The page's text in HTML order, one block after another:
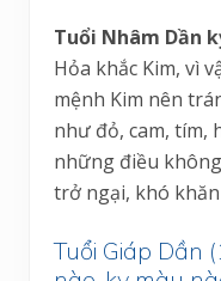
Tuổi Nhâm Dần
Hỏa khắc Kim, vì
mệnh Kim nên
như đỏ, cam, tím,
những điều
trở ngại, khó
Tuổi Giáp Dần